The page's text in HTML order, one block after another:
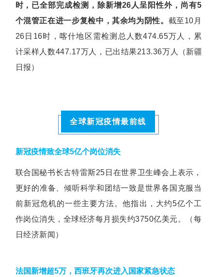
时，已全部完成检测，除新增26人呈阳性外，尚有5
个混管正在进一步复检中，其余均为阴性。 截至10月
26日16时，喀什地区需检测总人数474.65万人，累
计采样人数447.17万人，已出结果213.36万人
（新疆
日报）
全球新冠疫情最前线
新冠疫情致全球5亿个岗位消失
联合国秘书长古特雷斯25日在世界卫生峰会上表示，
更好的准备、倾听科学和团结一致是世界各国克服当
前新冠危机的一些主要方法。他指出，大约5亿个工
作岗位消失，全球经济每月损失约3750亿美元。（每
日经济新闻）
法国新增超5万，西班牙再次进入国家紧急状态